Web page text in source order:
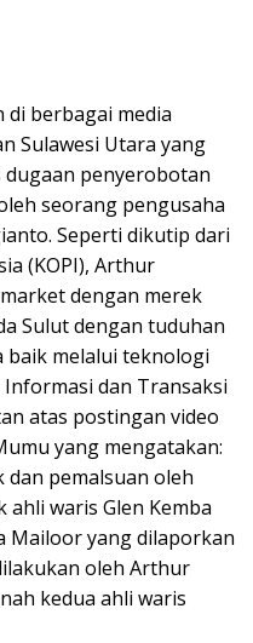
di berbagai media
Sulawesi Utara yang
penyerobotan
seorang pengusaha
Seperti dikutip dari
(KOPI), Arthur
dengan merek
Sulut dengan tuduhan
baik melalui teknologi
dan Transaksi
atas postingan video
yang mengatakan:
dan pemalsuan oleh
ahli waris Glen Kemba
Mailoor yang dilaporkan
oleh Arthur
kedua ahli waris